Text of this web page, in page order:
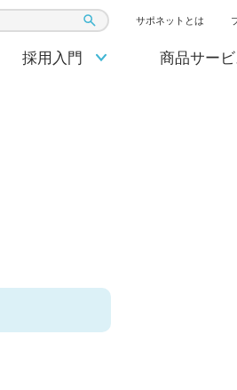
サポネットとは
採用入門 商品サー